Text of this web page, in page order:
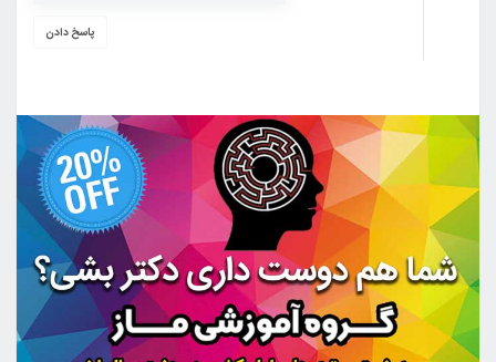
پاسخ دادن